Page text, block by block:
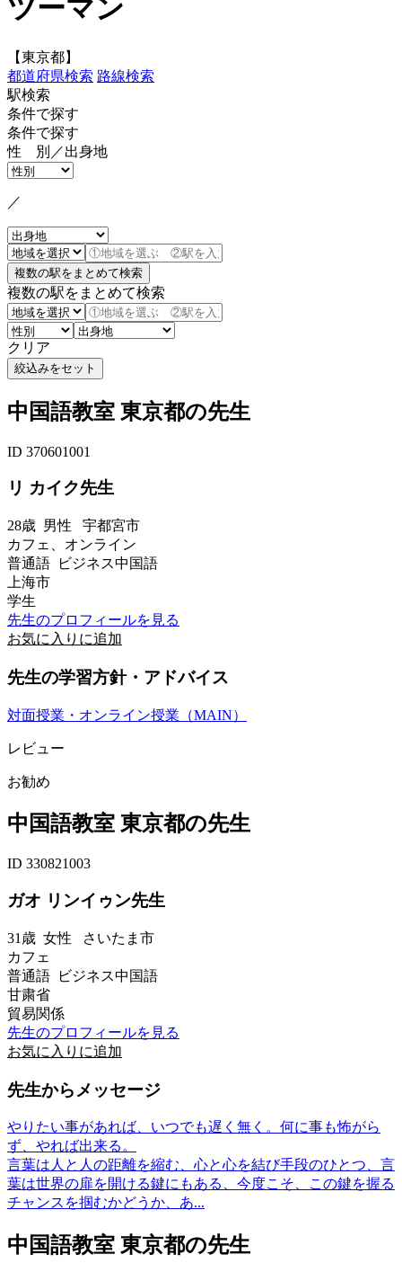
ツーマン
【東京都】
都道府県検索 路線検索
駅検索
条件で探す
条件で探す
性 別／出身地
／
複数の駅をまとめて検索
クリア
中国語教室 東京都の先生
ID 370601001
リ カイク先生
28歳 男性 宇都宮市
カフェ、オンライン
普通語 ビジネス中国語
上海市
学生
先生のプロフィールを見る
お気に入りに追加
先生の学習方針・アドバイス
対面授業・オンライン授業（MAIN）
レビュー
お勧め
中国語教室 東京都の先生
ID 330821003
ガオ リンイゥン先生
31歳 女性 さいたま市
カフェ
普通語 ビジネス中国語
甘粛省
貿易関係
先生のプロフィールを見る
お気に入りに追加
先生からメッセージ
やりたい事があれば、いつでも遅く無く。何に事も怖がら
ず、やれば出来る。
言葉は人と人の距離を縮む、心と心を結び手段のひとつ、言
葉は世界の扉を開ける鍵にもある、今度こそ、この鍵を握る
チャンスを掴むかどうか、あ...
中国語教室 東京都の先生